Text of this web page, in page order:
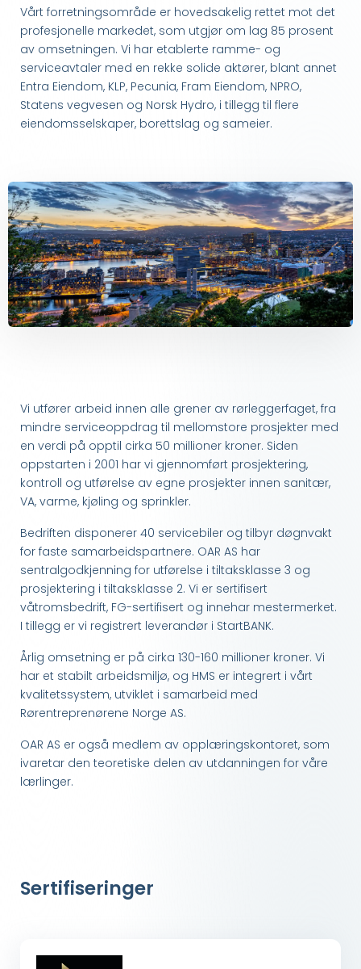
Vårt forretningsområde er hovedsakelig rettet mot det
profesjonelle markedet, som utgjør om lag 85 prosent
av omsetningen. Vi har etablerte ramme- og
serviceavtaler med en rekke solide aktører, blant annet
Entra Eiendom, KLP, Pecunia, Fram Eiendom, NPRO,
Statens vegvesen og Norsk Hydro, i tillegg til flere
eiendomsselskaper, borettslag og sameier.
Vi utfører arbeid innen alle grener av rørleggerfaget, fra
mindre serviceoppdrag til mellomstore prosjekter med
en verdi på opptil cirka 50 millioner kroner. Siden
oppstarten i 2001 har vi gjennomført prosjektering,
kontroll og utførelse av egne prosjekter innen sanitær,
VA, varme, kjøling og sprinkler.
Bedriften disponerer 40 servicebiler og tilbyr døgnvakt
for faste samarbeidspartnere. OAR AS har
sentralgodkjenning for utførelse i tiltaksklasse 3 og
prosjektering i tiltaksklasse 2. Vi er sertifisert
våtromsbedrift, FG-sertifisert og innehar mestermerket.
I tillegg er vi registrert leverandør i StartBANK.
Årlig omsetning er på cirka 130-160 millioner kroner. Vi
har et stabilt arbeidsmiljø, og HMS er integrert i vårt
kvalitetssystem, utviklet i samarbeid med
Rørentreprenørene Norge AS.
OAR AS er også medlem av opplæringskontoret, som
ivaretar den teoretiske delen av utdanningen for våre
lærlinger.
Sertifiseringer